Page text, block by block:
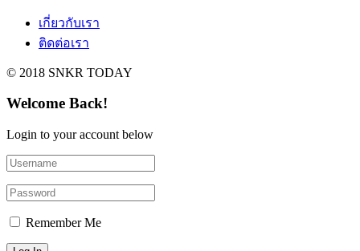
เกี่ยวกับเรา
ติดต่อเรา
© 2018 SNKR TODAY
Welcome Back!
Login to your account below
Remember Me